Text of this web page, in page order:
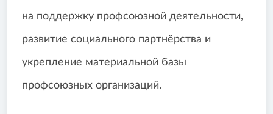
на поддержку профсоюзной деятельности,
развитие социального партнёрства и
укрепление материальной базы
профсоюзных организаций.